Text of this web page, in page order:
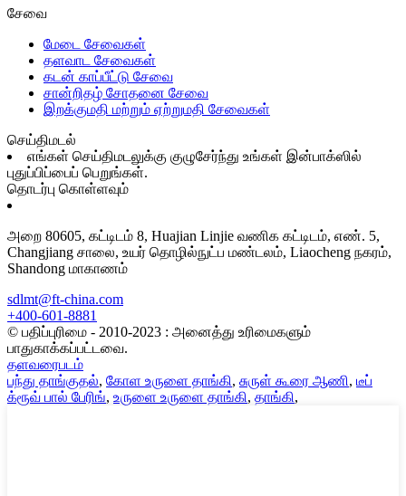
சேவை
மேடை சேவைகள்
தளவாட சேவைகள்
கடன் காப்பீட்டு சேவை
சான்றிதழ் சோதனை சேவை
இறக்குமதி மற்றும் ஏற்றுமதி சேவைகள்
செய்திமடல்
எங்கள் செய்திமடலுக்கு குழுசேர்ந்து உங்கள் இன்பாக்ஸில்
புதுப்பிப்பைப் பெறுங்கள்.
தொடர்பு கொள்ளவும்
அறை 80605, கட்டிடம் 8, Huajian Linjie வணிக கட்டிடம், எண். 5,
Changjiang சாலை, உயர் தொழில்நுட்ப மண்டலம், Liaocheng நகரம்,
Shandong மாகாணம்
sdlmt@ft-china.com
+400-601-8881
© பதிப்புரிமை - 2010-2023 : அனைத்து உரிமைகளும்
பாதுகாக்கப்பட்டவை.
தளவரைபடம்
பந்து தாங்குதல், கோள உருளை தாங்கி, சுருள் கூரை ஆணி, டீப்
க்ரூவ் பால் பேரிங், உருளை உருளை தாங்கி, தாங்கி,